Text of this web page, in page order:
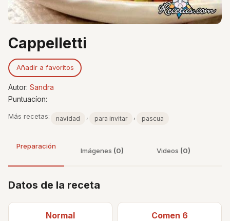
Cappelletti
Añadir a favoritos
Autor: Sandra
Puntuacíon:
Más recetas: navidad , para invitar , pascua
Preparación
Imágenes (0) Videos (0)
Datos de la receta
Normal Comen 6